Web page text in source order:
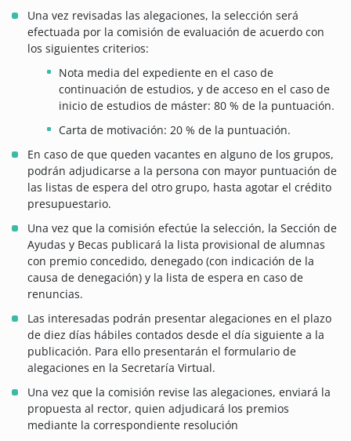
Una vez revisadas las alegaciones, la selección será
efectuada por la comisión de evaluación de acuerdo con
los siguientes criterios:
Nota media del expediente en el caso de
continuación de estudios, y de acceso en el caso de
inicio de estudios de máster: 80 % de la puntuación.
Carta de motivación: 20 % de la puntuación.
En caso de que queden vacantes en alguno de los grupos,
podrán adjudicarse a la persona con mayor puntuación de
las listas de espera del otro grupo, hasta agotar el crédito
presupuestario.
Una vez que la comisión efectúe la selección, la Sección de
Ayudas y Becas publicará la lista provisional de alumnas
con premio concedido, denegado (con indicación de la
causa de denegación) y la lista de espera en caso de
renuncias.
Las interesadas podrán presentar alegaciones en el plazo
de diez días hábiles contados desde el día siguiente a la
publicación. Para ello presentarán el formulario de
alegaciones en la Secretaría Virtual.
Una vez que la comisión revise las alegaciones, enviará la
propuesta al rector, quien adjudicará los premios
mediante la correspondiente resolución